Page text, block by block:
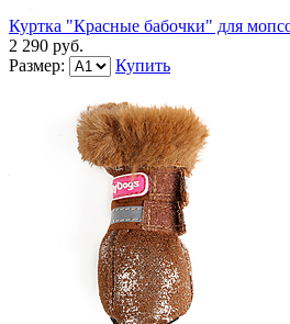
Куртка "Красные бабочки" для
2 290 руб.
Размер:
Купить